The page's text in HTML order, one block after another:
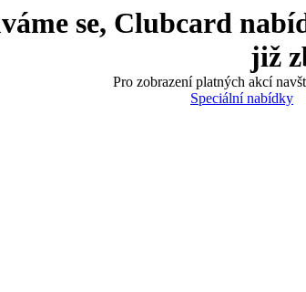
se, Clubcard
již
Pro zobrazení platných akcí
Speciální nabídky